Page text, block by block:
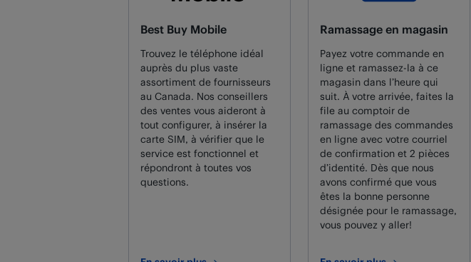
Best Buy Mobile
Trouvez le téléphone idéal
auprès du plus vaste
assortiment de fournisseurs
au Canada. Nos conseillers
des ventes vous aideront à
tout configurer, à insérer la
carte SIM, à vérifier que le
service est fonctionnel et
répondront à toutes vos
questions.
Ramassage en magasin
Payez votre commande en
ligne et ramassez-la à ce
magasin dans l’heure qui
suit. À votre arrivée, faites la
file au comptoir de
ramassage des commandes
en ligne avec votre courriel
de confirmation et 2 pièces
d’identité. Dès que nous
avons confirmé que vous
êtes la bonne personne
désignée pour le ramassage,
vous pouvez y aller!